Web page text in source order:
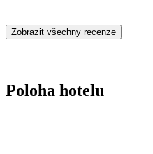
Zobrazit všechny recenze
Poloha hotelu